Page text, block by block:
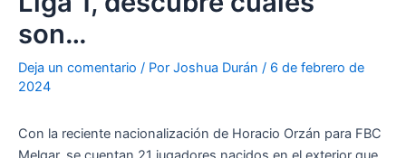
son…
Deja un comentario / Por Joshua Durán / 6 de febrero de
2024
Con la reciente nacionalización de Horacio Orzán para FBC